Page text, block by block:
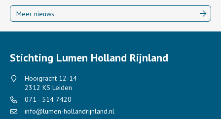
Meer nieuws
Stichting Lumen Holland Rijnland
Hooigracht 12-14
2312 KS Leiden
071 - 514 7420
info@lumen-hollandrijnland.nl